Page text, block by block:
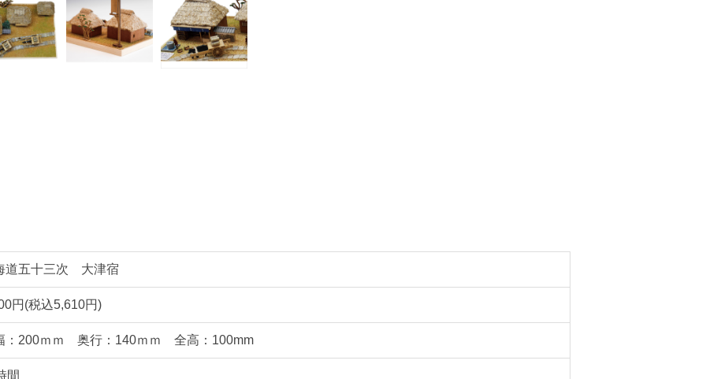
道五十三次 大津宿
円(税込5,610円)
：200ｍｍ 奥行：140ｍｍ 全高：100mm
間